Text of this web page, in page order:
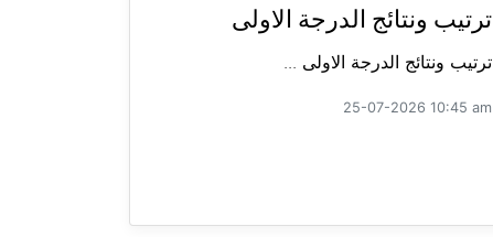
ترتيب ونتائج الدرجة الاولى
ترتيب ونتائج الدرجة الاولى ...
25-07-2026 10:45 am